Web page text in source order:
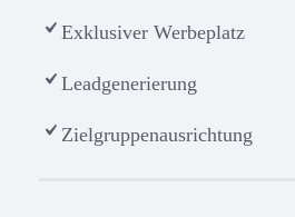
Exklusiver Werbeplatz
Leadgenerierung
Zielgruppenausrichtung